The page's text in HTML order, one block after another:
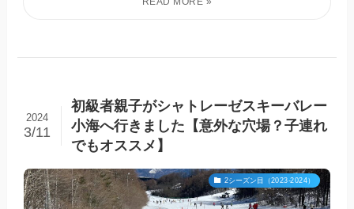
初級者親子がシャトレーゼスキーバレー
小海へ行きました【意外な穴場？子連れ
でもオススメ】
2024
3/11
2シーズン目（2023-2024）